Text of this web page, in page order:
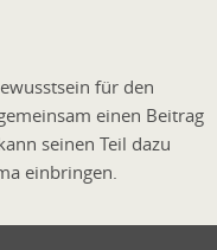
für den
einen Beitrag
seinen Teil dazu
einbringen.